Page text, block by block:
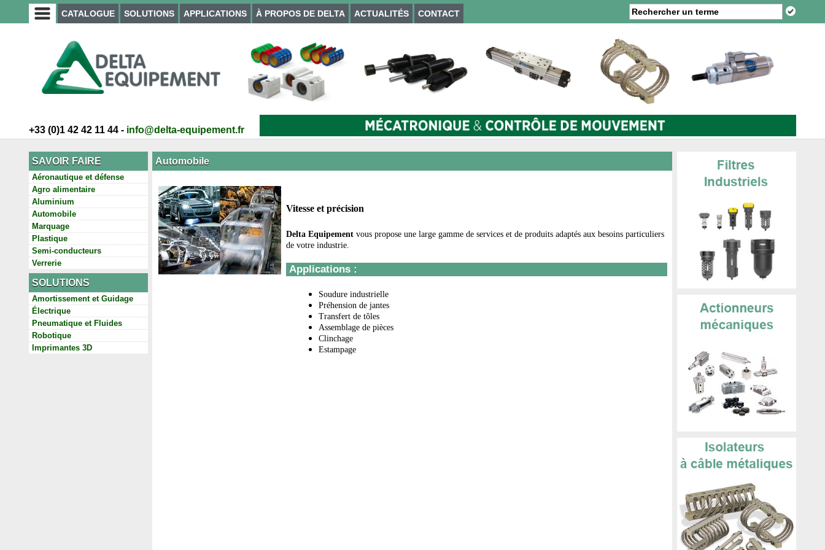
CATALOGUE SOLUTIONS APPLICATIONS À PROPOS DE DELTA ACTUALITÉS CONTACT
+33 (0)1 42 42 11 44 - info@delta-equipement.fr
SAVOIR FAIRE
Aéronautique et défense
Agro alimentaire
Aluminium
Automobile
Marquage
Plastique
Semi-conducteurs
Verrerie
SOLUTIONS
Amortissement et Guidage
Électrique
Pneumatique et Fluides
Robotique
Imprimantes 3D
Automobile
Vitesse et précision
Delta Equipement vous propose une large gamme de services et de produits adaptés aux besoins particuliers
de votre industrie.
Applications :
Soudure industrielle
Préhension de jantes
Transfert de tôles
Assemblage de pièces
Clinchage
Estampage